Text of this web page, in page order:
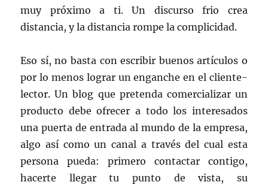
muy próximo a ti. Un discurso frio crea
distancia, y la distancia rompe la complicidad.
Eso sí, no basta con escribir buenos artículos o
por lo menos lograr un enganche en el cliente-
lector. Un blog que pretenda comercializar un
producto debe ofrecer a todo los interesados
una puerta de entrada al mundo de la empresa,
algo así como un canal a través del cual esta
persona pueda: primero contactar contigo,
hacerte llegar tu punto de vista, su